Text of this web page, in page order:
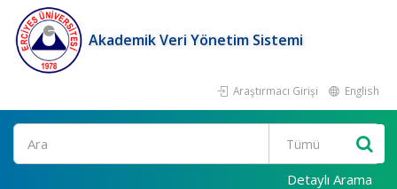
Akademik Veri Yönetim Sistemi
Araştırmacı Girişi English
Ara
Detaylı Arama